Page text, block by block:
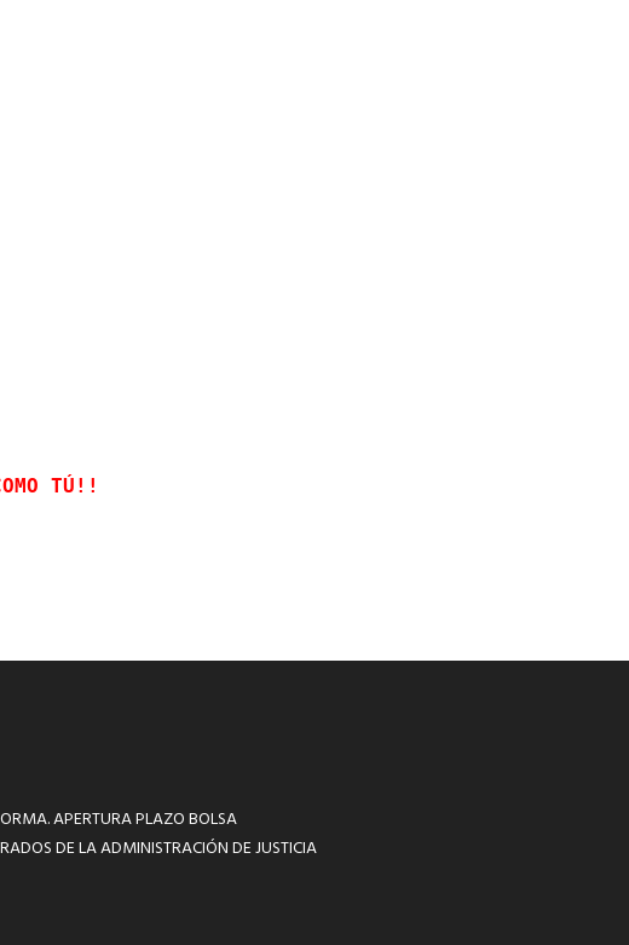
TÚ!!
APERTURA PLAZO BOLSA
DE LA ADMINISTRACIÓN DE JUSTICIA